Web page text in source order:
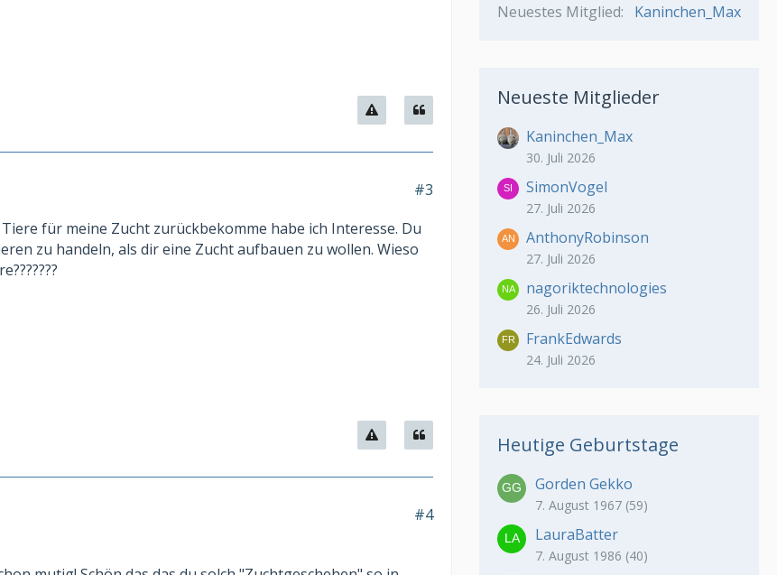
#3
für meine Zucht zurückbekomme habe ich Interesse. Du
zu handeln, als dir eine Zucht aufbauen zu wollen. Wieso
#4
Neuestes Mitglied
Kaninchen_Max
Neueste Mitglieder
Kaninchen_Max
30. Juli 2026
SimonVogel
27. Juli 2026
AnthonyRobinson
27. Juli 2026
nagoriktechnologies
26. Juli 2026
FrankEdwards
24. Juli 2026
Heutige Geburtstage
Gorden Gekko
7. August 1967 (59)
LauraBatter
7. August 1986 (40)